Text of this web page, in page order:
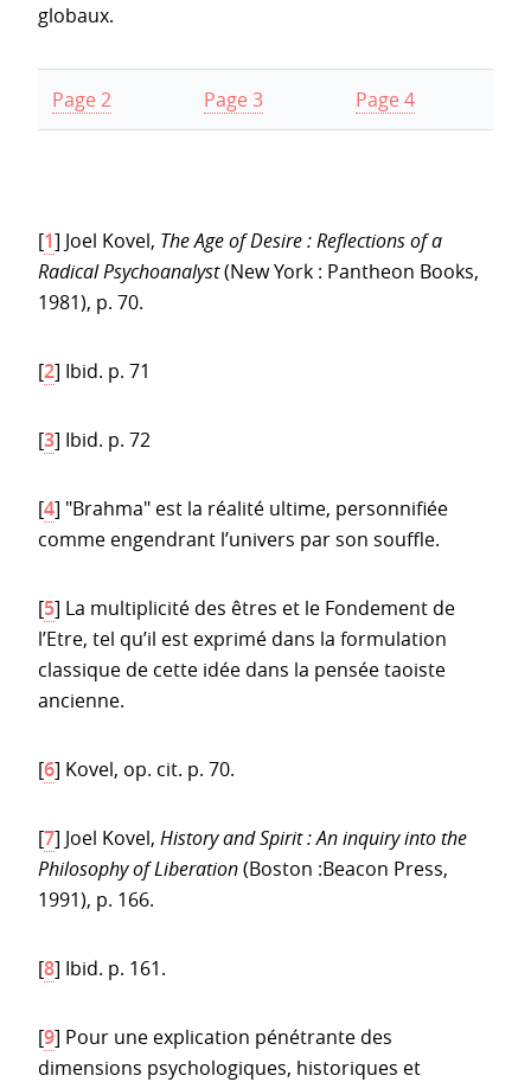
globaux.
Page 2 Page 3 Page 4
[1] Joel Kovel, The Age of Desire : Reflections of a
Radical Psychoanalyst(New York : Pantheon Books,
1981), p. 70.
[2] Ibid. p. 71
[3] Ibid. p. 72
[4] "Brahma" est la réalité ultime, personnifiée
comme engendrant l’univers par son souffle.
[5] La multiplicité des êtres et le Fondement de
l’Etre, tel qu’il est exprimé dans la formulation
classique de cette idée dans la pensée taoiste
ancienne.
[6] Kovel, op. cit. p. 70.
[7] Joel Kovel, History and Spirit : An inquiry into the
Philosophy of Liberation(Boston :Beacon Press,
1991), p. 166.
[8] Ibid. p. 161.
[9] Pour une explication pénétrante des
dimensions psychologiques, historiques et